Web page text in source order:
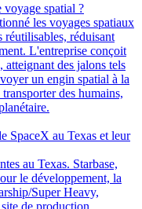
spatial ?
les voyages spatiaux
réutilisables, réduisant
L'entreprise conçoit
atteignant des jalons tels
un engin spatial à la
des humains,
SpaceX au Texas et leur
au Texas. Starbase,
le développement, la
Super Heavy,
de production